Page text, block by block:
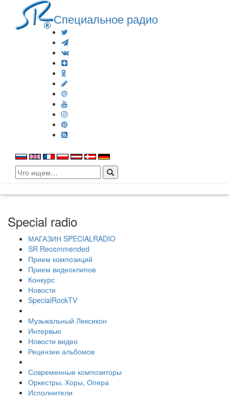
Специальное радио
Search
for:
Special radio
МАГАЗИН SPECIALRADIO
SR Recommended
Прием композиций
Прием видеоклипов
Конкурс
Новости
SpecialRockTV
Музыкальный Лексикон
Интервью
Новости видео
Рецензии альбомов
Современные композиторы
Оркестры, Хоры, Опера
Исполнители